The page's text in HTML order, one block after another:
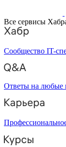
Все сервисы
Сообщество IT-
Ответы на любые